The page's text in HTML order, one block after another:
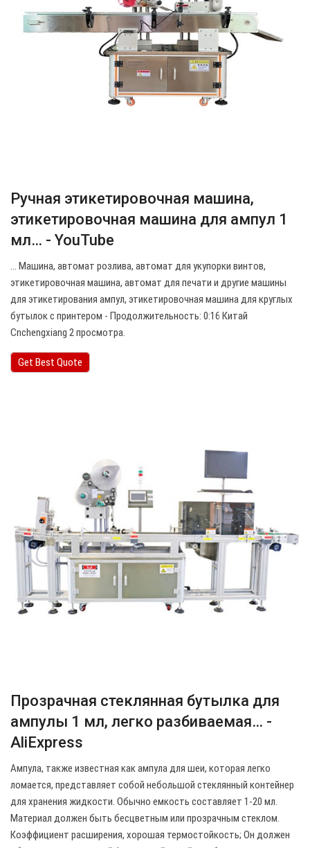
Ручная этикетировочная машина,
этикетировочная машина для ампул 1
мл… - YouTube
… Машина, автомат розлива, автомат для укупорки винтов,
этикетировочная машина, автомат для печати и другие машины
для этикетирования ампул, этикетировочная машина для круглых
бутылок с принтером - Продолжительность: 0:16 Китай
Cnchengxiang 2 просмотра.
Get Best Quote
Прозрачная стеклянная бутылка для
ампулы 1 мл, легко разбиваемая… -
AliExpress
Ампула, также известная как ампула для шеи, которая легко
ломается, представляет собой небольшой стеклянный контейнер
для хранения жидкости. Обычно емкость составляет 1-20 мл.
Материал должен быть бесцветным или прозрачным стеклом.
Коэффициент расширения, хорошая термостойкость; Он должен